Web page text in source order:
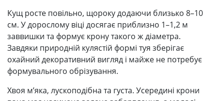
Кущ росте повільно, щороку додаючи близько 8–10
см. У дорослому віці досягає приблизно 1–1,2 м
заввишки та формує крону такого ж діаметра.
Завдяки природній кулястій формі туя зберігає
охайний декоративний вигляд і майже не потребує
формувального обрізування.
Хвоя м’яка, лускоподібна та густа. Усередині крони